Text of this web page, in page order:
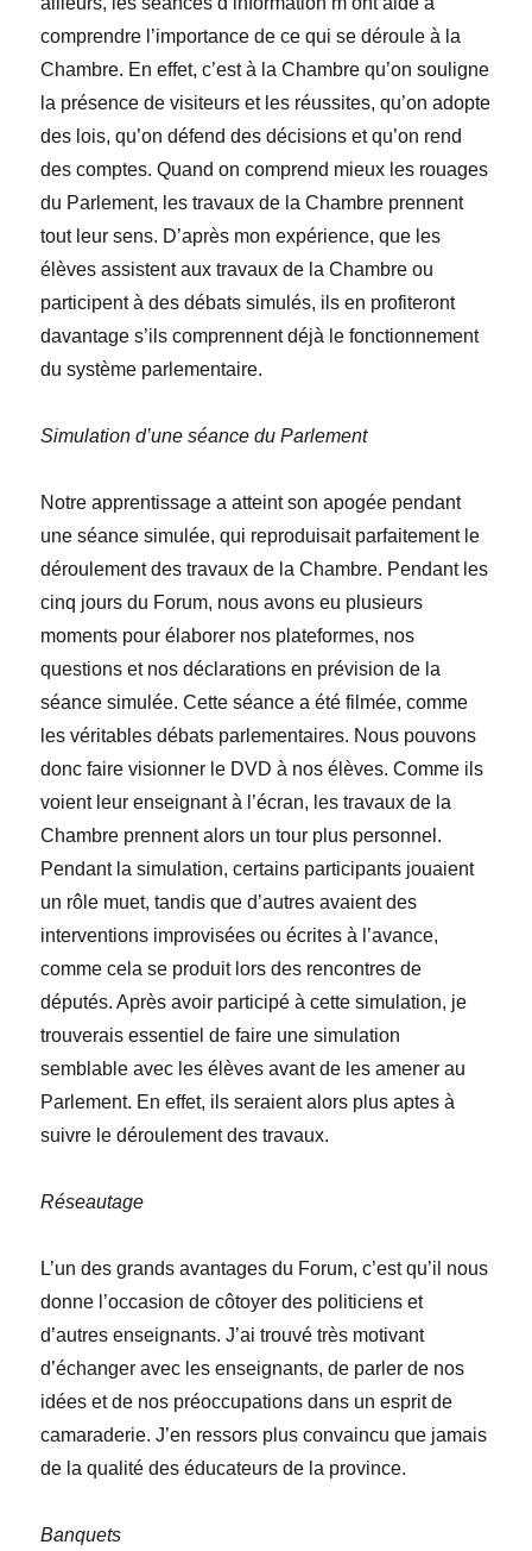
comprendre l’importance de ce qui se déroule à la
Chambre. En effet, c’est à la Chambre qu’on souligne
la présence de visiteurs et les réussites, qu’on adopte
des lois, qu’on défend des décisions et qu’on rend
des comptes. Quand on comprend mieux les rouages
du Parlement, les travaux de la Chambre prennent
tout leur sens. D’après mon expérience, que les
élèves assistent aux travaux de la Chambre ou
participent à des débats simulés, ils en profiteront
davantage s’ils comprennent déjà le fonctionnement
du système parlementaire.
Simulation d’une séance du Parlement
Notre apprentissage a atteint son apogée pendant
une séance simulée, qui reproduisait parfaitement le
déroulement des travaux de la Chambre. Pendant les
cinq jours du Forum, nous avons eu plusieurs
moments pour élaborer nos plateformes, nos
questions et nos déclarations en prévision de la
séance simulée. Cette séance a été filmée, comme
les véritables débats parlementaires. Nous pouvons
donc faire visionner le DVD à nos élèves. Comme ils
voient leur enseignant à l’écran, les travaux de la
Chambre prennent alors un tour plus personnel.
Pendant la simulation, certains participants jouaient
un rôle muet, tandis que d’autres avaient des
interventions improvisées ou écrites à l’avance,
comme cela se produit lors des rencontres de
députés. Après avoir participé à cette simulation, je
trouverais essentiel de faire une simulation
semblable avec les élèves avant de les amener au
Parlement. En effet, ils seraient alors plus aptes à
suivre le déroulement des travaux.
Réseautage
L’un des grands avantages du Forum, c’est qu’il nous
donne l’occasion de côtoyer des politiciens et
d’autres enseignants. J’ai trouvé très motivant
d’échanger avec les enseignants, de parler de nos
idées et de nos préoccupations dans un esprit de
camaraderie. J’en ressors plus convaincu que jamais
de la qualité des éducateurs de la province.
Banquets